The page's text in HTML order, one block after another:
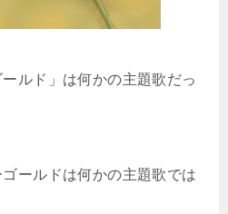
ルド」は何かの主題歌だっ
ールドは何かの主題歌では